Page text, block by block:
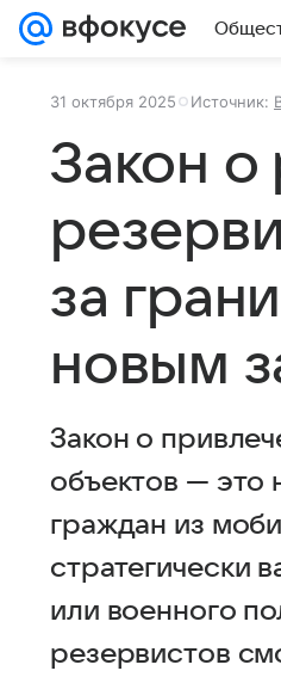
31 октября 2025 Источник:
Закон о
за
новым
Закон о
объектов — это
граждан из
стратегически
или военного
резервистов